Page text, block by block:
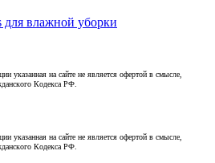
для влажной уборки
указанная на сайте не является офертой в смысле,
Кодекса РФ.
указанная на сайте не является офертой в смысле,
Кодекса РФ.